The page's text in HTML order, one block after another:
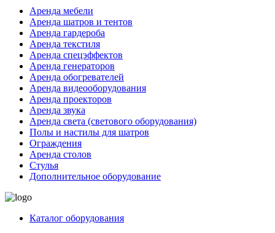
Аренда мебели
Аренда шатров и тентов
Аренда гардероба
Аренда текстиля
Аренда спецэффектов
Аренда генераторов
Аренда обогревателей
Аренда видеооборудования
Аренда проекторов
Аренда звука
Аренда света (светового оборудования)
Полы и настилы для шатров
Ограждения
Аренда столов
Стулья
Дополнительное оборудование
Каталог оборудования